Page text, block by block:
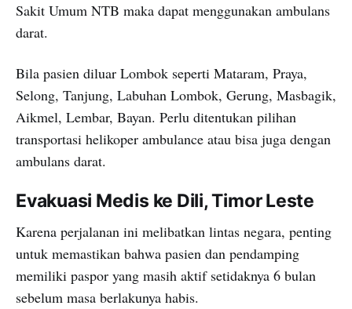
Sakit Umum NTB maka dapat menggunakan ambulans
darat.
Bila pasien diluar Lombok seperti Mataram, Praya,
Selong, Tanjung, Labuhan Lombok, Gerung, Masbagik,
Aikmel, Lembar, Bayan. Perlu ditentukan pilihan
transportasi helikoper ambulance atau bisa juga dengan
ambulans darat.
Evakuasi Medis ke Dili, Timor Leste
Karena perjalanan ini melibatkan lintas negara, penting
untuk memastikan bahwa pasien dan pendamping
memiliki paspor yang masih aktif setidaknya 6 bulan
sebelum masa berlakunya habis.